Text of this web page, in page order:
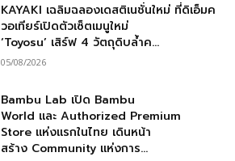
KAYAKI เฉลิมฉลองเดสติเนชั่นใหม่ ที่ดิเอ็มค
วอเทียร์เปิดตัวเซ็ตเมนูใหม่
‘Toyosu’ เสิร์ฟ 4 วัตถุดิบล้ำค...
05/08/2026
Bambu Lab เปิด Bambu
World และ Authorized Premium
Store แห่งแรกในไทย เดินหน้า
สร้าง Community แห่งการ...